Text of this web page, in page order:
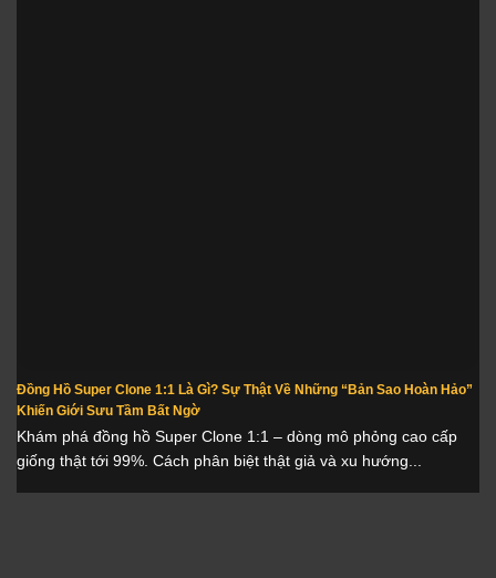
Đồng Hồ Super Clone 1:1 Là Gì? Sự Thật Về Những “Bản Sao Hoàn Hảo”
Khiến Giới Sưu Tầm Bất Ngờ
Khám phá đồng hồ Super Clone 1:1 – dòng mô phỏng cao cấp
giống thật tới 99%. Cách phân biệt thật giả và xu hướng...